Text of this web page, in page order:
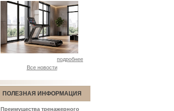
подробнее
Все новости
ПОЛЕЗНАЯ ИНФОРМАЦИЯ
Преимущества тренажерного